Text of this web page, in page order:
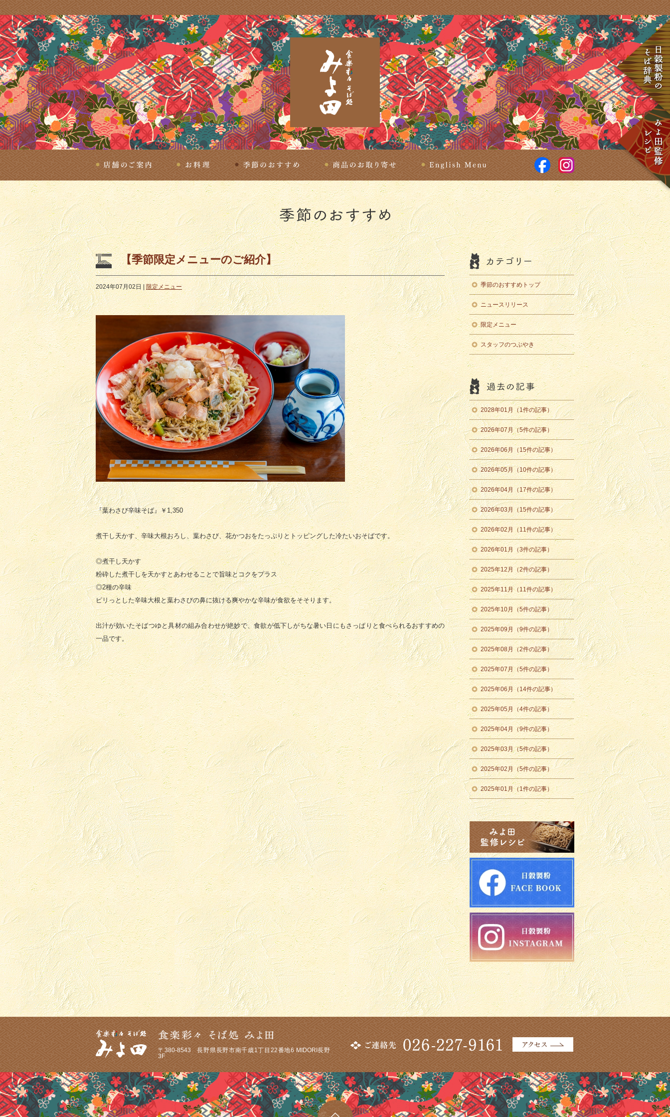
食楽彩々 そば処 みよ田
店舗のご案内 季節のおすすめ 商品のお取り寄せ
facebook
【季節限定メニューのご紹介】
2024年07月02日|限定メニュー
『葉わさび辛味そば』￥1,350
煮干し天かす、辛味大根おろし、葉わさび、花かつおをたっぷりとトッピングした冷たいおそばです。
◎煮干し天かす
粉砕した煮干しを天かすとあわせることで旨味とコクをプラス
◎2種の辛味
ピリっとした辛味大根と葉わさびの鼻に抜ける爽やかな辛味が食欲をそそります。
出汁が効いたそばつゆと具材の組み合わせが絶妙で、食欲が低下しがちな暑い日にもさっぱりと食べられるおすすめの
一品です。
季節のおすすめトップ
ニュースリリース
限定メニュー
スタッフのつぶやき
2028年01月（1件の記事）
2026年07月（5件の記事）
2026年06月（15件の記事）
2026年05月（10件の記事）
2026年04月（17件の記事）
2026年03月（15件の記事）
2026年02月（11件の記事）
2026年01月（3件の記事）
2025年12月（2件の記事）
2025年11月（11件の記事）
2025年10月（5件の記事）
2025年09月（9件の記事）
2025年08月（2件の記事）
2025年07月（5件の記事）
2025年06月（14件の記事）
2025年05月（4件の記事）
2025年04月（9件の記事）
2025年03月（5件の記事）
2025年02月（5件の記事）
2025年01月（1件の記事）
〒380-8543
長野県長野市南千歳1丁目22番地6 MIDORI長野
3F